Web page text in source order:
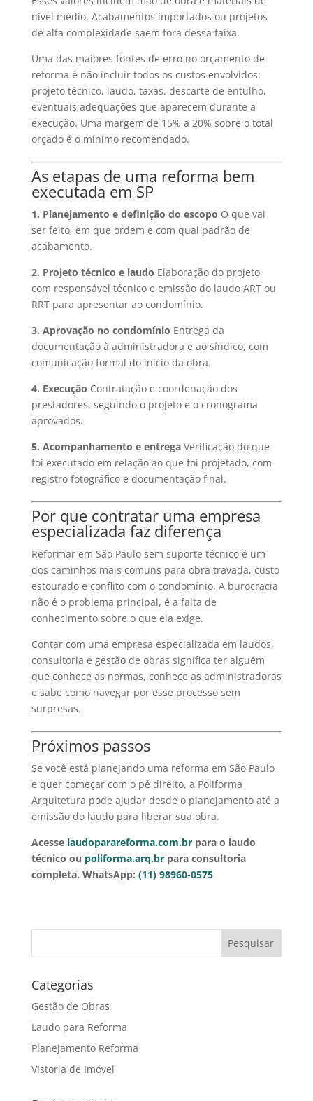
nível médio. Acabamentos importados ou projetos
de alta complexidade saem fora dessa faixa.
Uma das maiores fontes de erro no orçamento de
reforma é não incluir todos os custos envolvidos:
projeto técnico, laudo, taxas, descarte de entulho,
eventuais adequações que aparecem durante a
execução. Uma margem de 15% a 20% sobre o total
orçado é o mínimo recomendado.
As etapas de uma reforma bem
executada em SP
1. Planejamento e definição do escopo O que vai
ser feito, em que ordem e com qual padrão de
acabamento.
2. Projeto técnico e laudo Elaboração do projeto
com responsável técnico e emissão do laudo ART ou
RRT para apresentar ao condomínio.
3. Aprovação no condomínio Entrega da
documentação à administradora e ao síndico, com
comunicação formal do início da obra.
4. Execução Contratação e coordenação dos
prestadores, seguindo o projeto e o cronograma
aprovados.
5. Acompanhamento e entregaVerificação do que
foi executado em relação ao que foi projetado, com
registro fotográfico e documentação final.
Por que contratar uma empresa
especializada faz diferença
Reformar em São Paulo sem suporte técnico é um
dos caminhos mais comuns para obra travada, custo
estourado e conflito com o condomínio. A burocracia
não é o problema principal, é a falta de
conhecimento sobre o que ela exige.
Contar com uma empresa especializada em laudos,
consultoria e gestão de obras significa ter alguém
que conhece as normas, conhece as administradoras
e sabe como navegar por esse processo sem
surpresas.
Próximos passos
Se você está planejando uma reforma em São Paulo
e quer começar com o pé direito, a Poliforma
Arquitetura pode ajudar desde o planejamento até a
emissão do laudo para liberar sua obra.
Acesse laudoparareforma.com.brpara o laudo
técnico ou poliforma.arq.brpara consultoria
completa. WhatsApp: (11) 98960-0575
Categorias
Gestão de Obras
Laudo para Reforma
Planejamento Reforma
Vistoria de Imóvel